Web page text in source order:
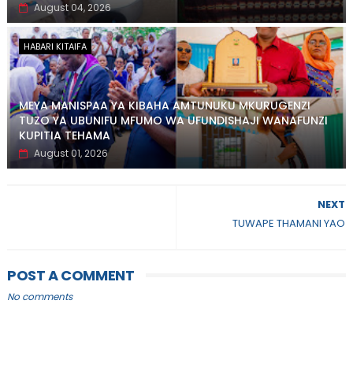
August 04, 2026
HABARI KITAIFA
MEYA MANISPAA YA KIBAHA AMTUNUKU MKURUGENZI
TUZO YA UBUNIFU MFUMO WA UFUNDISHAJI WANAFUNZI
KUPITIA TEHAMA
August 01, 2026
NEXT
TUWAPE THAMANI YAO
POST A COMMENT
No comments